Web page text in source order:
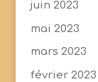
juin 2023
mai 2023
mars 2023
février 2023